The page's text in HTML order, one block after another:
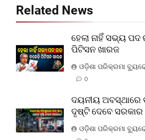
Related News
ହେଲା ନାହିଁ ସଭ୍ୟ
ପିଟିସନ ଖାରଜ
ଓଡ଼ିଶା ପରିକ୍ରମା
0
ଦୟନୀୟ ଅବସ୍ଥାରେ
ଦୃଷ୍ଟି ଦେବେ ସରକାର
ଓଡ଼ିଶା ପରିକ୍ରମା